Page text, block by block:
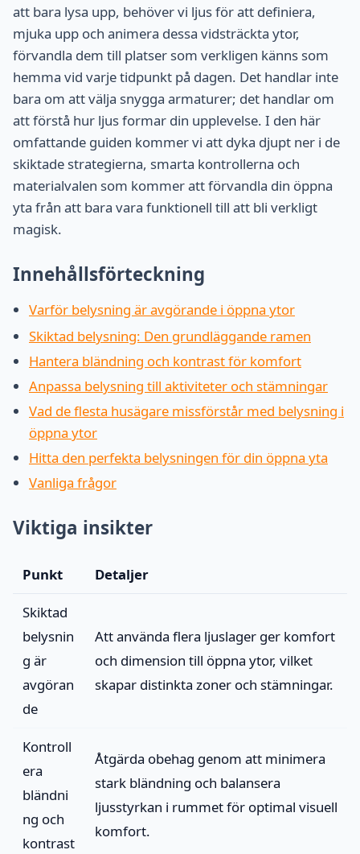
att bara lysa upp, behöver vi ljus för att definiera,
mjuka upp och animera dessa vidsträckta ytor,
förvandla dem till platser som verkligen känns som
hemma vid varje tidpunkt på dagen. Det handlar inte
bara om att välja snygga armaturer; det handlar om
att förstå hur ljus formar din upplevelse. I den här
omfattande guiden kommer vi att dyka djupt ner i de
skiktade strategierna, smarta kontrollerna och
materialvalen som kommer att förvandla din öppna
yta från att bara vara funktionell till att bli verkligt
magisk.
Innehållsförteckning
Varför belysning är avgörande i öppna ytor
Skiktad belysning: Den grundläggande ramen
Hantera bländning och kontrast för komfort
Anpassa belysning till aktiviteter och stämningar
Vad de flesta husägare missförstår med belysning i
öppna ytor
Hitta den perfekta belysningen för din öppna yta
Vanliga frågor
Viktiga insikter
Punkt Detaljer
Skiktad
belysnin
g är
avgöran
de
Att använda flera ljuslager ger komfort
och dimension till öppna ytor, vilket
skapar distinkta zoner och stämningar.
Kontroll
era
bländni
ng och
kontrast
Åtgärda obehag genom att minimera
stark bländning och balansera
ljusstyrkan i rummet för optimal visuell
komfort.